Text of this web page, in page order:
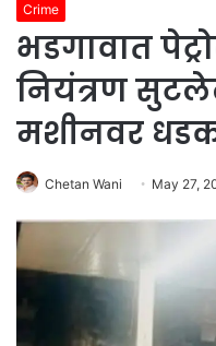
Crime
भडगावात
नियंत्रण
मशीनवर
Chetan Wani May 27,